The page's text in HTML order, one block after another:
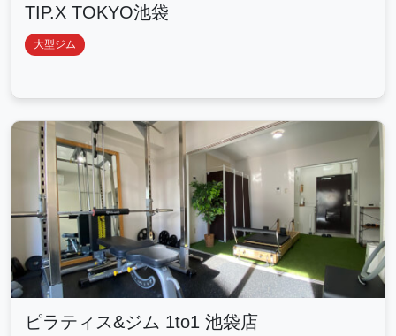
TIP.X TOKYO池袋
大型ジム
ピラティス&ジム 1to1 池袋店